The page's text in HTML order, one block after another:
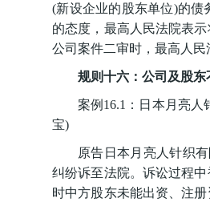
(新设企业的股东单位)的债
的态度，最高人民法院表
公司案件二审时，最高人
规则十六：公司及股
案例16.1：日本月亮
宝)
原告日本月亮人针织
纠纷诉至法院。诉讼过程
时中方股东未能出资、注